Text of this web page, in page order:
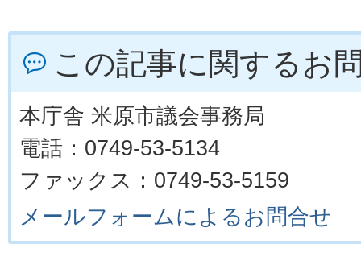
この記事に関するお
本庁舎 米原市議会事務局
電話：0749-53-5134
ファックス：0749-53-5159
メールフォームによるお問合せ